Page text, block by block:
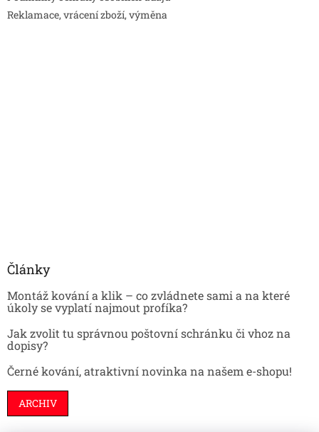
Reklamace, vrácení zboží, výměna
Články
Montáž kování a klik – co zvládnete sami a na které
úkoly se vyplatí najmout profíka?
Jak zvolit tu správnou poštovní schránku či vhoz na
dopisy?
Černé kování, atraktivní novinka na našem e-shopu!
ARCHIV